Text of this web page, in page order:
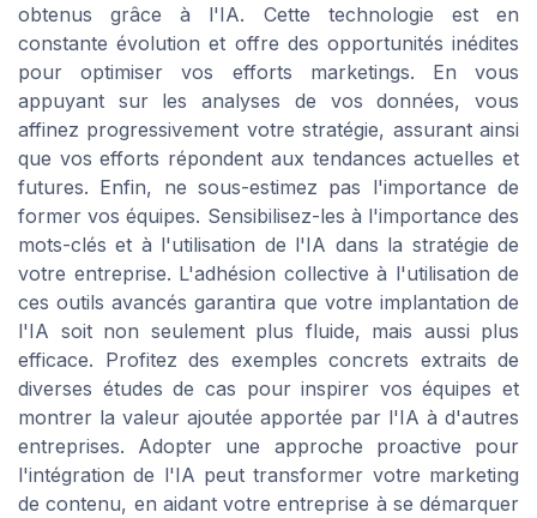
obtenus grâce à l'IA. Cette technologie est en
constante évolution et offre des opportunités inédites
pour optimiser vos efforts marketings. En vous
appuyant sur les analyses de vos données, vous
affinez progressivement votre stratégie, assurant ainsi
que vos efforts répondent aux tendances actuelles et
futures. Enfin, ne sous-estimez pas l'importance de
former vos équipes. Sensibilisez-les à l'importance des
mots-clés et à l'utilisation de l'IA dans la stratégie de
votre entreprise. L'adhésion collective à l'utilisation de
ces outils avancés garantira que votre implantation de
l'IA soit non seulement plus fluide, mais aussi plus
efficace. Profitez des exemples concrets extraits de
diverses études de cas pour inspirer vos équipes et
montrer la valeur ajoutée apportée par l'IA à d'autres
entreprises. Adopter une approche proactive pour
l'intégration de l'IA peut transformer votre marketing
de contenu, en aidant votre entreprise à se démarquer